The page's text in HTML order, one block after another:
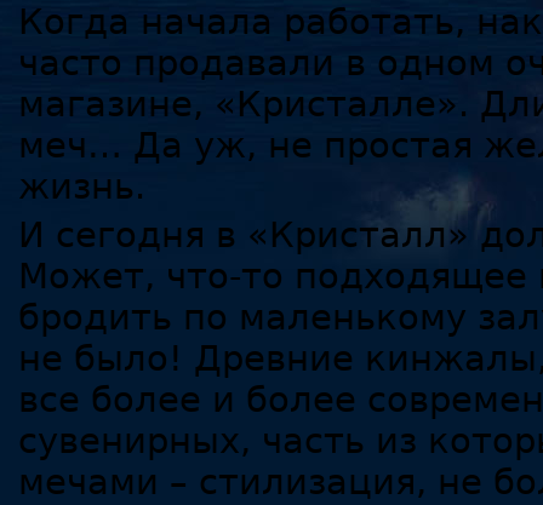
Когда начала работать,
часто продавали в одном
магазине, «Кристалле».
меч… Да уж, не простая
жизнь.
И сегодня в «Кристалл»
Может, что-то
бродить по маленькому
не было! Древние
все более и более
сувенирных, часть из
мечами – стилизация, не